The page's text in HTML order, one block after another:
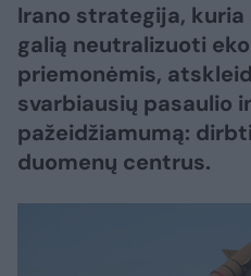
Irano strategija,
galią neutralizuoti
priemonėmis,
svarbiausių pasaulio
pažeidžiamumą:
duomenų centrus.